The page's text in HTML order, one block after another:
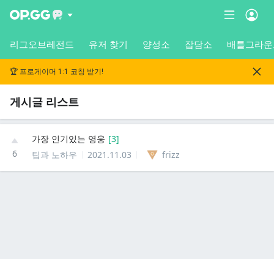
리그오브레전드 유저 찾기 양성소 잡담소 배틀그라
🏆 프로게이머 1:1 코칭 받기!
게시글 리스트
6
가장 인기있는 영웅 [3]
팁과 노하우
2021.11.03 frizz